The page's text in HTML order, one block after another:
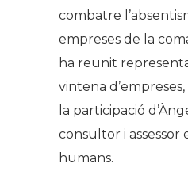
combatre
empreses de la
ha reunit
vintena
la participació
consultor i assessor
humans.